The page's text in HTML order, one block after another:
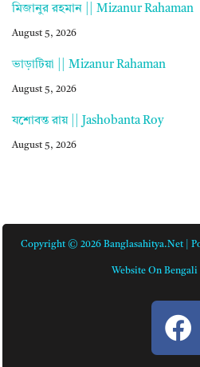
মিজানুর রহমান || Mizanur Rahaman
August 5, 2026
ভাড়াটিয়া || Mizanur Rahaman
August 5, 2026
যশোবন্ত রায় || Jashobanta Roy
August 5, 2026
Copyright © 2026 Banglasahitya.net |
Website On